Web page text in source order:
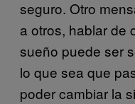
seguro. Otro
a otros, hablar de
sueño puede ser
lo que sea que
poder cambiar la